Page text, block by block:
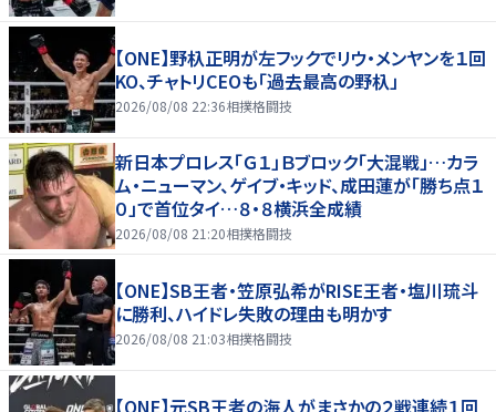
【ONE】野杁正明が左フックでリウ・メンヤンを１回
KO、チャトリCEOも「過去最高の野杁」
2026/08/08 22:36相撲格闘技
新日本プロレス「Ｇ１」Ｂブロック「大混戦」…カラ
ム・ニューマン、ゲイブ・キッド、成田蓮が「勝ち点１
０」で首位タイ…８・８横浜全成績
2026/08/08 21:20相撲格闘技
【ONE】SB王者・笠原弘希がRISE王者・塩川琉斗
に勝利、ハイドレ失敗の理由も明かす
2026/08/08 21:03相撲格闘技
【ONE】元SB王者の海人がまさかの２戦連続１回